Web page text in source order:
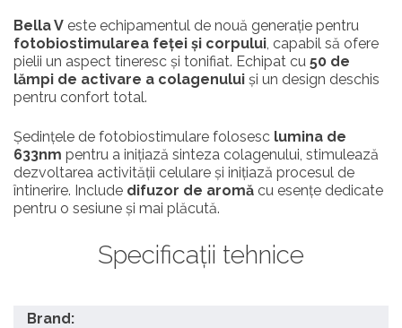
Bella V este echipamentul de nouă generație pentru
fotobiostimularea feței și corpului , capabil să ofere
pielii un aspect tineresc și tonifiat. Echipat cu 50 de
lămpi de activare a colagenului și un design deschis
pentru confort total.
Ședințele de fotobiostimulare folosesc lumina de
633nm pentru a inițiază sinteza colagenului, stimulează
dezvoltarea activității celulare și inițiază procesul de
întinerire. Include difuzor de aromă cu esențe dedicate
pentru o sesiune și mai plăcută.
Specificații tehnice
Brand: